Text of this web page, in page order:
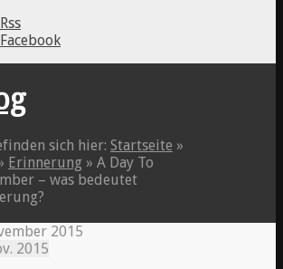
Rss
Facebook
sich hier: Startseite »
Erinnerung » A Day To
– was bedeutet
2015
2015